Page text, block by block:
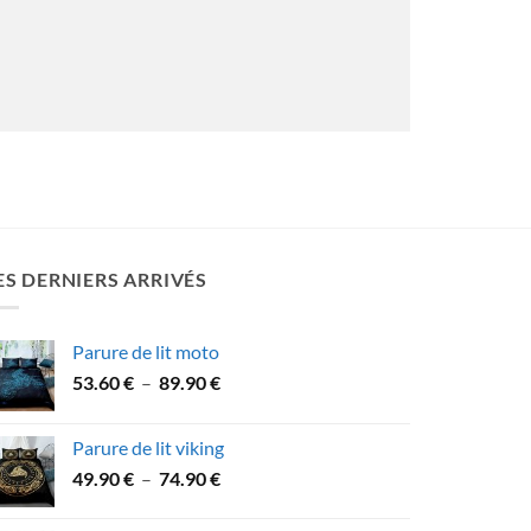
DERNIERS ARRIVÉS
Parure de lit moto
53.60€ – 89.90€Plage
53.60 €
à
Parure de lit viking
49.90€ – 74.90€Plage